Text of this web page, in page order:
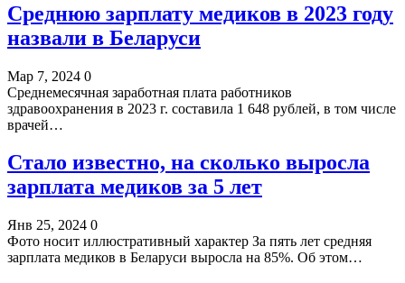
Среднюю зарплату медиков в 2023 году
назвали в Беларуси
Мар 7, 2024 0
Среднемесячная заработная плата работников
здравоохранения в 2023 г. составила 1 648 рублей, в том числе
врачей…
Стало известно, на сколько выросла
зарплата медиков за 5 лет
Янв 25, 2024 0
Фото носит иллюстративный характер За пять лет средняя
зарплата медиков в Беларуси выросла на 85%. Об этом…